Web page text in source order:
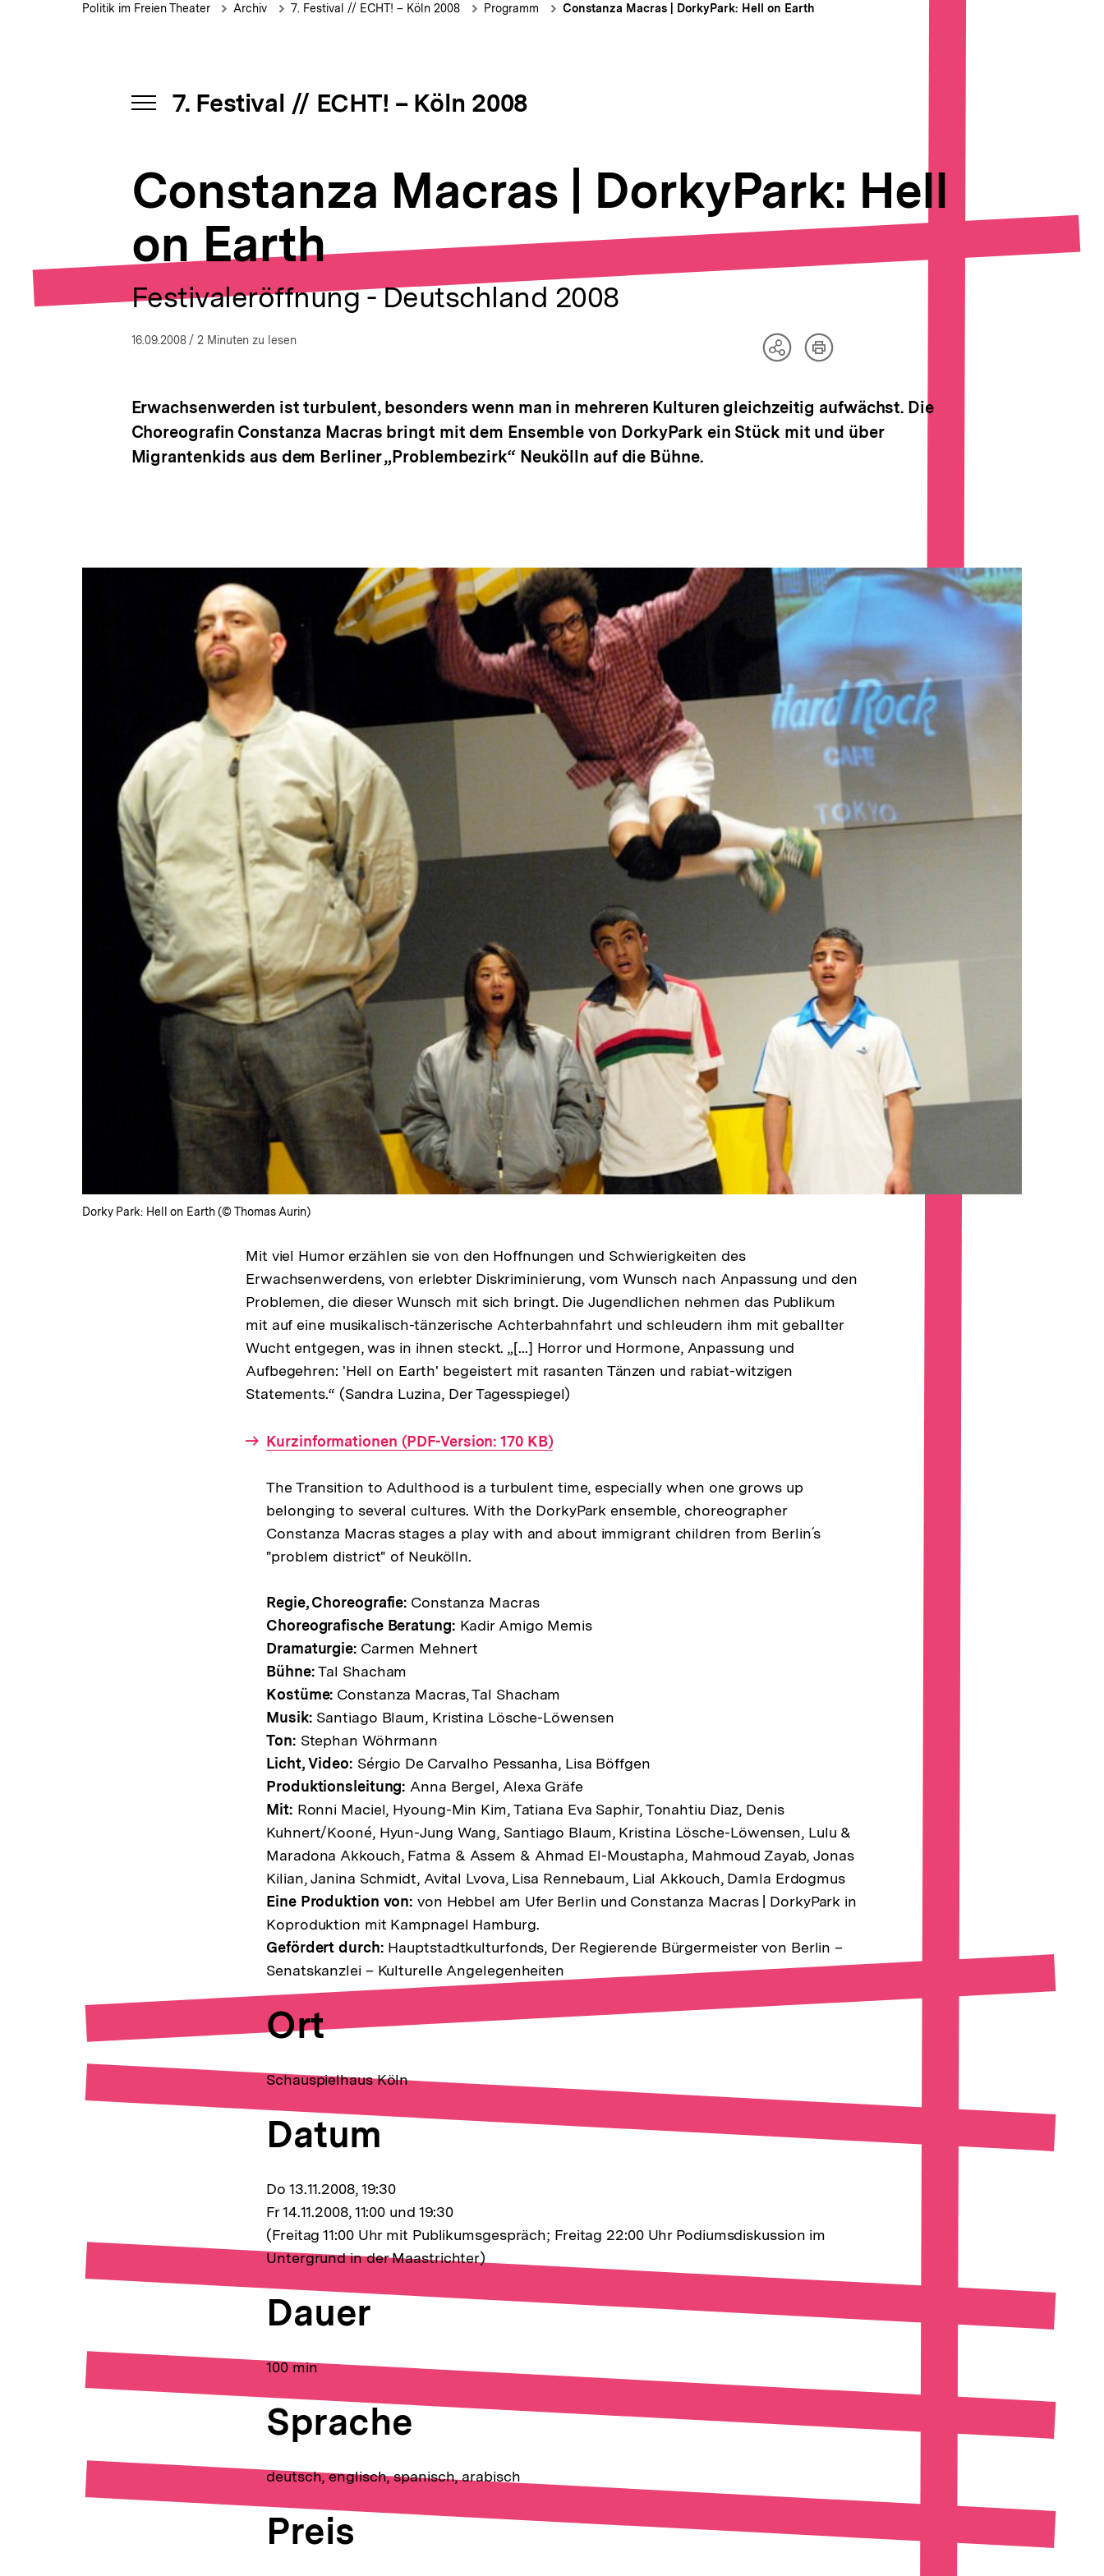
c
Brotkrümelnavigation
Pfadnavigation
Politik im Freien Theater Archiv 7. Festival // ECHT! – Köln 2008 Programm Constanza Macras | DorkyPark: Hell on Earth
INHALTSNAVIGATION
7. Festival // ECHT! – Köln 2008
Constanza Macras | DorkyPark: Hell
on Earth
Festivaleröffnung - Deutschland 2008
16.09.2008/ 2 Minuten zu lesen
TeilenArtikel
Erwachsenwerden ist turbulent, besonders wenn man in mehreren Kulturen gleichzeitig aufwächst. Die
Choreografin Constanza Macras bringt mit dem Ensemble von DorkyPark ein Stück mit und über
Migrantenkids aus dem Berliner „Problembezirk“ Neukölln auf die Bühne.
Dorky Park: Hell on Earth (© Thomas Aurin)
Mit viel Humor erzählen sie von den Hoffnungen und Schwierigkeiten des
Erwachsenwerdens, von erlebter Diskriminierung, vom Wunsch nach Anpassung und den
Problemen, die dieser Wunsch mit sich bringt. Die Jugendlichen nehmen das Publikum
mit auf eine musikalisch-tänzerische Achterbahnfahrt und schleudern ihm mit geballter
Wucht entgegen, was in ihnen steckt. „[...] Horror und Hormone, Anpassung und
Aufbegehren: 'Hell on Earth' begeistert mit rasanten Tänzen und rabiat-witzigen
Statements.“ (Sandra Luzina, Der Tagesspiegel)
Interner
Kurzinformationen (PDF-Version: 170 KB)
The Transition to Adulthood is a turbulent time, especially when one grows up
belonging to several cultures. With the DorkyPark ensemble, choreographer
Constanza Macras stages a play with and about immigrant children from Berlin´s
"problem district" of Neukölln.
Regie, Choreografie: Constanza Macras
Choreografische Beratung: Kadir Amigo Memis
Dramaturgie: Carmen Mehnert
Bühne:Tal Shacham
Kostüme: Constanza Macras, Tal Shacham
Musik: Santiago Blaum, Kristina Lösche-Löwensen
Ton: Stephan Wöhrmann
Licht, Video: Sérgio De Carvalho Pessanha, Lisa Böffgen
Produktionsleitung: Anna Bergel, Alexa Gräfe
Mit: Ronni Maciel, Hyoung-Min Kim, Tatiana Eva Saphir, Tonahtiu Diaz, Denis
Kuhnert/Kooné, Hyun-Jung Wang, Santiago Blaum, Kristina Lösche-Löwensen, Lulu &
Maradona Akkouch, Fatma & Assem & Ahmad El-Moustapha, Mahmoud Zayab, Jonas
Kilian, Janina Schmidt, Avital Lvova, Lisa Rennebaum, Lial Akkouch, Damla Erdogmus
Eine Produktion von: von Hebbel am Ufer Berlin und Constanza Macras | DorkyPark in
Koproduktion mit Kampnagel Hamburg.
Gefördert durch: Hauptstadtkulturfonds, Der Regierende Bürgermeister von Berlin –
Senatskanzlei – Kulturelle Angelegenheiten
Ort
Schauspielhaus Köln
Datum
Do 13.11.2008, 19:30
Fr 14.11.2008, 11:00 und 19:30
(Freitag 11:00 Uhr mit Publikumsgespräch; Freitag 22:00 Uhr Podiumsdiskussion im
Untergrund in der Maastrichter)
Dauer
100 min
Sprache
deutsch, englisch, spanisch, arabisch
Preis